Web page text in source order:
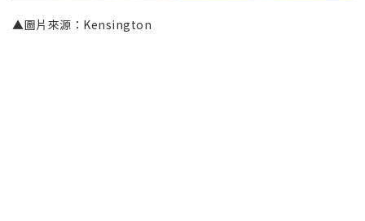
▲圖片來源：Kensington